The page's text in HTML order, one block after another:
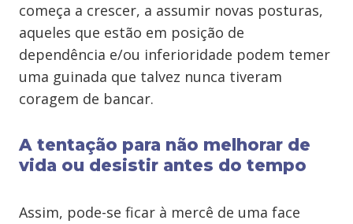
começa a crescer, a assumir novas posturas,
aqueles que estão em posição de
dependência e/ou inferioridade podem temer
uma guinada que talvez nunca tiveram
coragem de bancar.
A tentação para não melhorar de
vida ou desistir antes do tempo
Assim, pode-se ficar à mercê de uma face